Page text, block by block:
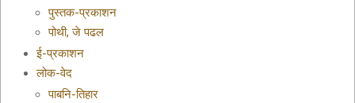
पुस्तक-प्रकाशन
पोथी, जे पढल
ई-प्रकाशन
लोक-वेद
पाबनि-तिहार